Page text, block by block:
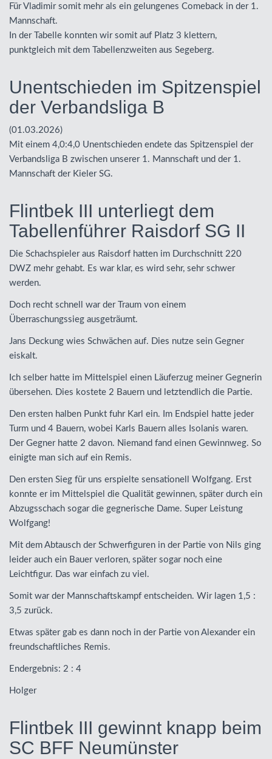
Für Vladimir somit mehr als ein gelungenes Comeback in der 1.
Mannschaft.
In der Tabelle konnten wir somit auf Platz 3 klettern,
punktgleich mit dem Tabellenzweiten aus Segeberg.
Unentschieden im Spitzenspiel
der Verbandsliga B
(01.03.2026)
Mit einem 4,0:4,0 Unentschieden endete das Spitzenspiel der
Verbandsliga B zwischen unserer 1. Mannschaft und der 1.
Mannschaft der Kieler SG.
Flintbek III unterliegt dem
Tabellenführer Raisdorf SG II
Die Schachspieler aus Raisdorf hatten im Durchschnitt 220
DWZ mehr gehabt. Es war klar, es wird sehr, sehr schwer
werden.
Doch recht schnell war der Traum von einem
Überraschungssieg ausgeträumt.
Jans Deckung wies Schwächen auf. Dies nutze sein Gegner
eiskalt.
Ich selber hatte im Mittelspiel einen Läuferzug meiner Gegnerin
übersehen. Dies kostete 2 Bauern und letztendlich die Partie.
Den ersten halben Punkt fuhr Karl ein. Im Endspiel hatte jeder
Turm und 4 Bauern, wobei Karls Bauern alles Isolanis waren.
Der Gegner hatte 2 davon. Niemand fand einen Gewinnweg. So
einigte man sich auf ein Remis.
Den ersten Sieg für uns erspielte sensationell Wolfgang. Erst
konnte er im Mittelspiel die Qualität gewinnen, später durch ein
Abzugsschach sogar die gegnerische Dame. Super Leistung
Wolfgang!
Mit dem Abtausch der Schwerfiguren in der Partie von Nils ging
leider auch ein Bauer verloren, später sogar noch eine
Leichtfigur. Das war einfach zu viel.
Somit war der Mannschaftskampf entscheiden. Wir lagen 1,5 :
3,5 zurück.
Etwas später gab es dann noch in der Partie von Alexander ein
freundschaftliches Remis.
Endergebnis: 2 : 4
Holger
Flintbek III gewinnt knapp beim
SC BFF Neumünster